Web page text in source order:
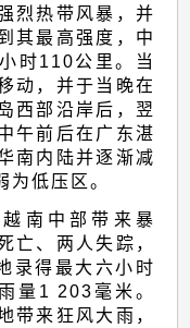
烈热带风暴，并
其最高强度，中
时110公里。当
动，并于当晚在
西部沿岸后，翌
午前后在广东湛
南内陆并逐渐减
为低压区。
南中部带来暴
亡、两人失踪，
录得最大六小时
量1 203毫米。
带来狂风大雨，